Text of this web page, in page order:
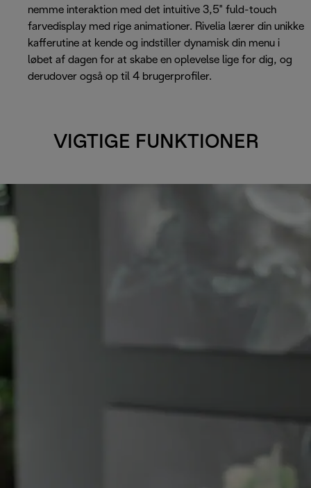
nemme interaktion med det intuitive 3,5" fuld-touch
farvedisplay med rige animationer. Rivelia lærer din unikke
kafferutine at kende og indstiller dynamisk din menu i
løbet af dagen for at skabe en oplevelse lige for dig, og
derudover også op til 4 brugerprofiler.
VIGTIGE FUNKTIONER